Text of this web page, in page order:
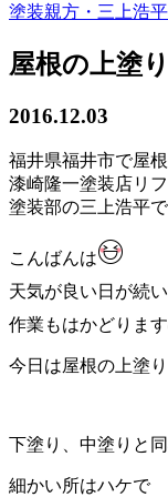
塗装親方・三上浩
屋根の上塗り
2016.12.03
福井県福井市で屋
漆崎隆一塗装店リ
塗装部の三上浩平で
こんばんは
天気が良い日が続
作業もはかどります
今日は屋根の上塗り
下塗り、中塗りと
細かい所はハケで